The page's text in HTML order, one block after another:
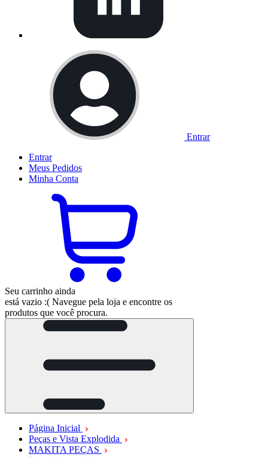
Entrar
Entrar
Meus Pedidos
Minha Conta
Seu carrinho ainda
está vazio :( Navegue pela loja e encontre os
produtos que você procura.
Página Inicial
Peças e Vista Explodida
MAKITA PEÇAS